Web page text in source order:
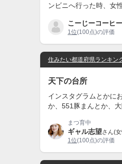
ンビニへ行った時、女
こーじーコーヒー
1位(100点)の評価
住みたい都道府県ランキン
天下の台所
インスタグラムとかに
か、551豚まんとか、
まつ育中
ギャル志望さん(
1位(100点)の評価